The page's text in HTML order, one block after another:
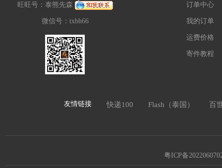
旺旺号：泰熊先森
微信号：txbh66
订单中心
我的订单
运费价格
寄件教程
友情链接 快递100 Flash（泰国） 百
粤ICP备